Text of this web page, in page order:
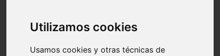
Utilizamos cookies
Usamos cookies y otras técnicas de
novedades
tablon de anuncios
zona pro